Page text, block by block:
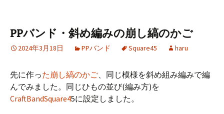
k
PPバンド・斜め編みの崩し縞のかご
2024年3月18日 PPバンド Square45 haru
先に作った崩し縞のかご 、同じ模様を斜め組み編みで編
んでみました。同じひもの並び(編み方)を
CraftBandSquare45に設定しました。